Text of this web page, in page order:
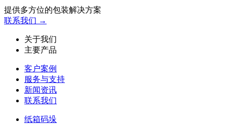
提供多方位的包装解决方案
联系我们 →
关于我们
主要产品
客户案例
服务与支持
新闻资讯
联系我们
纸箱码垛